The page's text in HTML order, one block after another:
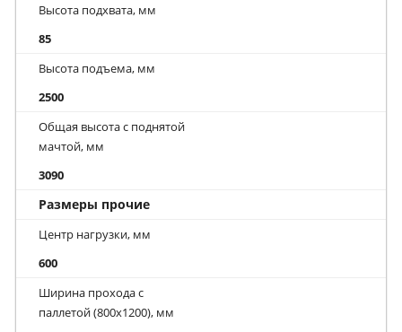
Высота подхвата, мм
85
Высота подъема, мм
2500
Общая высота с поднятой
мачтой, мм
3090
Размеры прочие
Центр нагрузки, мм
600
Ширина прохода с
паллетой (800х1200), мм